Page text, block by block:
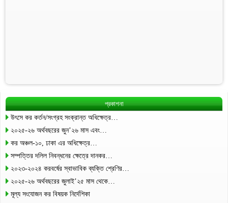
প্রকাশনা
উৎসে কর কর্তন/সংগ্রহ সংক্রান্ত অধিক্ষেত্র…
২০২৫-২৬ অর্থবছরের জুন’২৬ মাস এবং…
কর অঞ্চল-১০, ঢাকা এর অধিক্ষেত্র…
সম্পত্তির দলিল নিবন্ধনের ক্ষেত্রে দানকর…
২০২৩-২০২৪ করবর্ষের স্বাভাবিক ব্যক্তি শ্রেণির…
২০২৫-২৬ অর্থবছরের জুলাই’২৫ মাস থেকে…
মূল্য সংযোজন কর বিষয়ক নির্দেশিকা